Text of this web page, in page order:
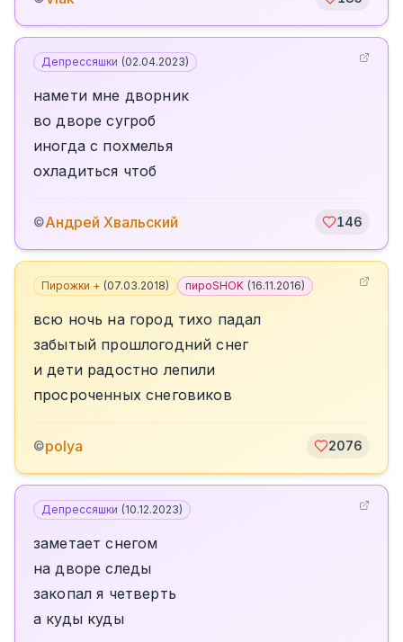
Депрессяшки (02.04.2023)
намети мне дворник
во дворе сугроб
иногда с похмелья
охладиться чтоб
©Андрей Хвальский 146
Пирожки + (07.03.2018) пироSHOK (16.11.2016)
всю ночь на город тихо падал
забытый прошлогодний снег
и дети радостно лепили
просроченных снеговиков
©polya 2076
Депрессяшки (10.12.2023)
заметает снегом
на дворе следы
закопал я четверть
а куды куды